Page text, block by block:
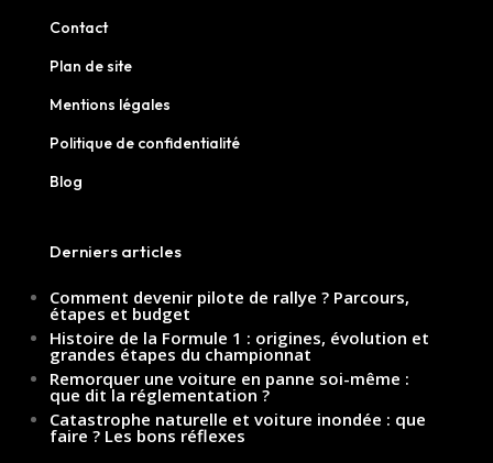
Contact
Plan de site
Mentions légales
Politique de confidentialité
Blog
Derniers articles
Comment devenir pilote de rallye ? Parcours,
étapes et budget
Histoire de la Formule 1 : origines, évolution et
grandes étapes du championnat
Remorquer une voiture en panne soi-même :
que dit la réglementation ?
Catastrophe naturelle et voiture inondée : que
faire ? Les bons réflexes